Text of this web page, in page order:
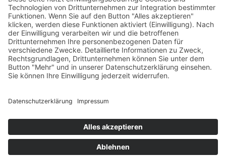
Fertig ist Lul Autenrieb mit ihrem Einsatz noch lange nicht. „Ich
wünsche mir, dass auch die Schwächsten gehört werden und die
Chance bekommen, sich zu wehren. Bis dahin werde ich weiterhin
meine Möglichkeiten nutzen und als Sprachrohr für all diejenigen,
die nicht sprechen können, besonders für die Rechte von Frauen
und Kindern eintreten und kämpfen.“ Kraft dafür bekommt sie von
ihrer Familie und besonders von ihrer kleinen Enkeltochter Mila, die
ihrer Großmutter viel Freude bereitet. An die Vorurteile, die ihr im
Laufe der Jahre als zwischenzeitlich alleinerziehenden Mutter im
allen und auch mir selbst gezeigt, dass ich die Kraft habe, diese
© Copyright Stiftung Lebensspur e.V.